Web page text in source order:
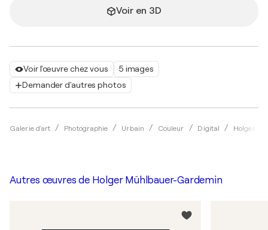
Voir l'œuvre chez vous
5 images
Demander d'autres photos
Galerie d'art Photographie Urbain Couleur Digital Holger
Voir en 3D
Autres œuvres de Holger Mühlbauer-Gardemin